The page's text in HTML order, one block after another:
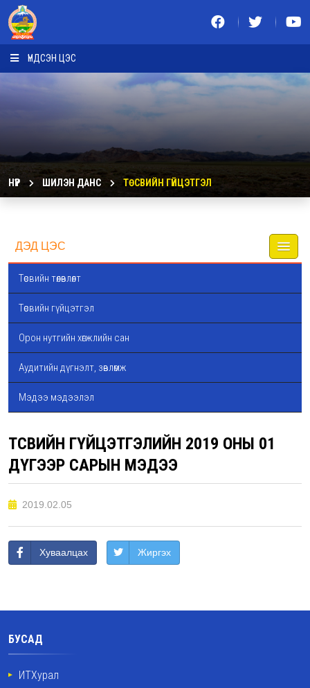
ҮНДСЭН ЦЭС
НҮҮР ШИЛЭН ДАНС ТӨСВИЙН ГҮЙЦЭТГЭЛ
ДЭД ЦЭС
Төсвийн төлөвлөлт
Төсвийн гүйцэтгэл
Орон нутгийн хөгжлийн сан
Аудитийн дүгнэлт, зөвлөмж
Мэдээ мэдээлэл
ТӨСВИЙН ГҮЙЦЭТГЭЛИЙН 2019 ОНЫ 01
ДҮГЭЭР САРЫН МЭДЭЭ
2019.02.05
Хуваалцах Жиргэх
БУСАД
ИТХурал